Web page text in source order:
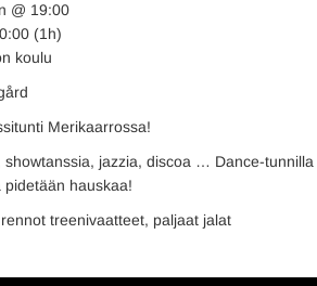
Merikaarrossa!
showtanssia, jazzia, discoa … Dance-
pidetään hauskaa!
treenivaatteet, paljaat jalat
@ 19:00
(1h)
koulu